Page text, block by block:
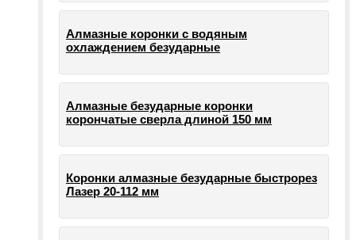
Алмазные коронки с водяным
охлаждением безударные
Алмазные безударные коронки
корончатые сверла длиной 150 мм
Коронки алмазные безударные быстрорез
Лазер 20-112 мм